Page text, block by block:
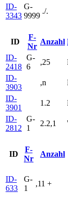
ID-
3343
G-
9999
./.
ID
F-
Nr
Anzahl
ID-
2418
G-
6
,25
ID-
3903
,n
ID-
3901
1.2
ID-
2812
G-
1
2.2,1
ID
F-
Nr
Anzahl
ID-
633
G-
1
,11 +